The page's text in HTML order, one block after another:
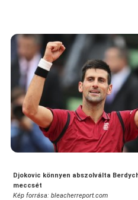
Djokovic könnyen abszolválta
meccsét
Kép forrása: bleacherreport.com